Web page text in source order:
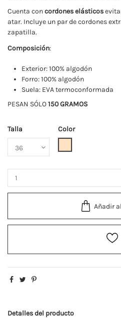
Cuenta concordones elásticos
atar. Incluye un par de cordones
zapatilla.
Composición:
Exterior: 100% algodón
Forro: 100% algodón
Suela: EVA termoconformada
PESAN SÓLO150 GRAMOS
Talla
Color
Añadir
Detalles del producto